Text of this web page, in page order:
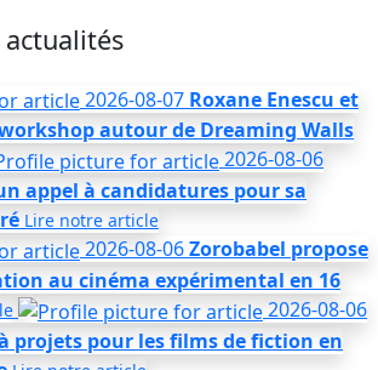
actualités
2026-08-07 Roxane Enescu et
autour de Dreaming Walls
2026-08-06
appel à candidatures pour sa
Lire notre article
2026-08-06Zorobabel propose
au cinéma expérimental en 16
2026-08-06
projets pour les films de fiction en